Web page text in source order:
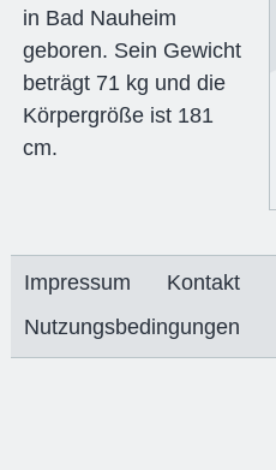
in Bad Nauheim
geboren. Sein Gewicht
beträgt 71 kg und die
Körpergröße ist 181
cm.
Impressum Kontakt
Nutzungsbedingungen